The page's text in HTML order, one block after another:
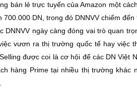
bán lẻ trực tuyến của Amazon một
DN, trong đó DNNVV chiếm đến
DNNVV ngày càng đóng vai trò quan
vươn ra thị trường quốc tế hay việc
được coi là cơ hội để các DN
hàng Prime tại nhiều thị trường khác